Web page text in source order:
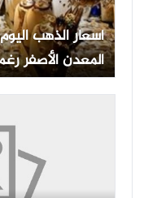
أسعار الذهب
المعدن الأصفر